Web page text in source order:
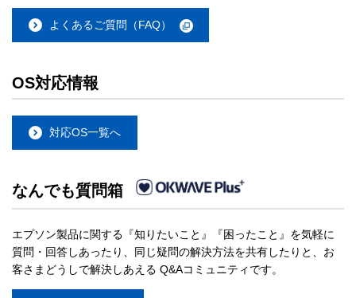
よくあるご質問（FAQ）
OS対応情報
対応OS一覧へ
なんでも質問箱
エプソン製品に関する『知りたいこと』『困ったこと』を気軽に
質問・回答しあったり、同じ疑問の解決方法を共有したりと、お
客さまどうしで解決しあえる Q&Aコミュニティです。